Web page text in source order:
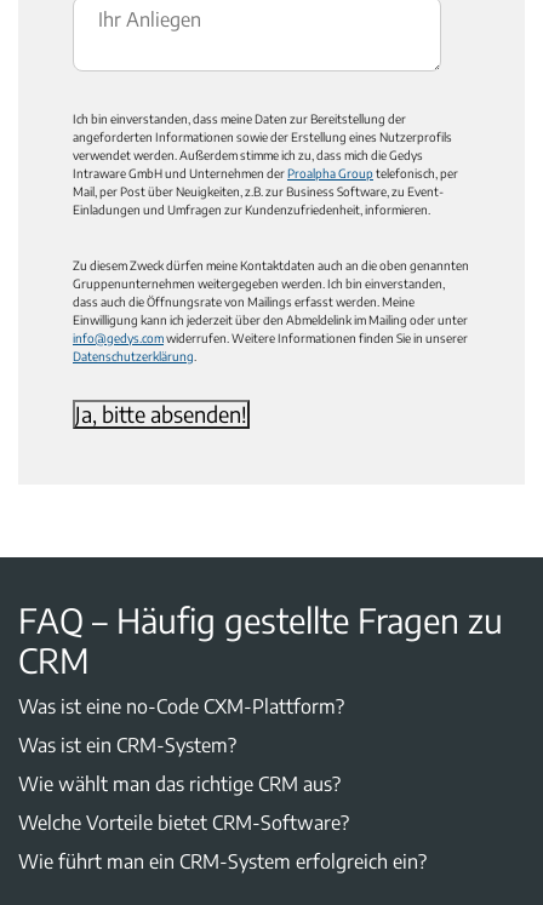
Ich bin einverstanden, dass meine Daten zur Bereitstellung der
angeforderten Informationen sowie der Erstellung eines Nutzerprofils
verwendet werden. Außerdem stimme ich zu, dass mich die Gedys
Intraware GmbH und Unternehmen derProalpha Grouptelefonisch, per
Mail, per Post über Neuigkeiten, z.B. zur Business Software, zu Event-
Einladungen und Umfragen zur Kundenzufriedenheit, informieren.
Zu diesem Zweck dürfen meine Kontaktdaten auch an die oben genannten
Gruppenunternehmen weitergegeben werden. Ich bin einverstanden,
dass auch die Öffnungsrate von Mailings erfasst werden. Meine
Einwilligung kann ich jederzeit über den Abmeldelink im Mailing oder unter
info@gedys.comwiderrufen. Weitere Informationen finden Sie in unserer
Datenschutzerklärung
FAQ – Häufig gestellte Fragen zu
CRM
Was ist eine no-Code CXM-Plattform?
Was ist ein CRM-System?
Wie wählt man das richtige CRM aus?
Welche Vorteile bietet CRM-Software?
Wie führt man ein CRM-System erfolgreich ein?